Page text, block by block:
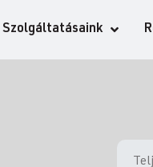
Szolgáltatásaink